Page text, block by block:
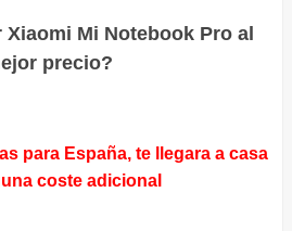
Mi Notebook Pro al
precio?
para España, te llegara a casa
coste adicional